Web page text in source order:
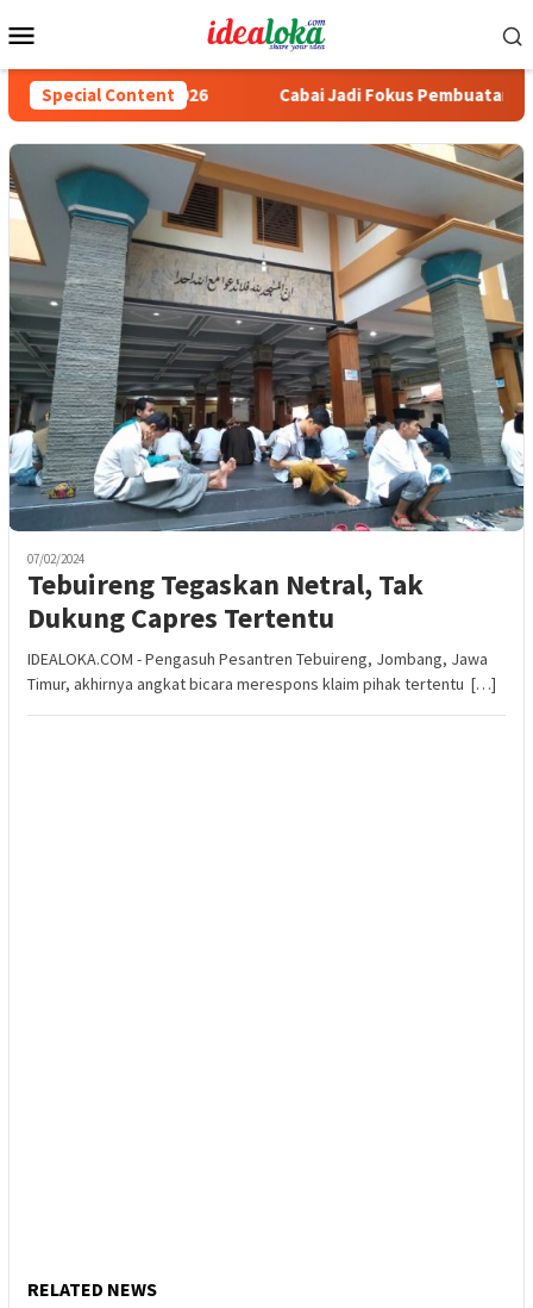
to
Menu
Special Content
Nasional 2026 Cabai Jadi Fokus Pembuatan Video AKU
07/02/2024
Tebuireng Tegaskan Netral, Tak
Dukung Capres Tertentu
IDEALOKA.COM - Pengasuh Pesantren Tebuireng, Jombang, Jawa
Timur, akhirnya angkat bicara merespons klaim pihak tertentu […]
RELATED NEWS